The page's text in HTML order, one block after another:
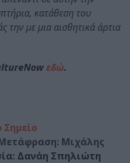
κατάθεση του
την με μια αισθητικά άρτια
εδώ.
Μιχάλης
Δανάη Σπηλιώτη